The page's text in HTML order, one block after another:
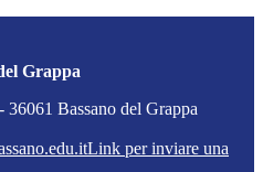
Grappa
Bassano del Grappa
Link per inviare una